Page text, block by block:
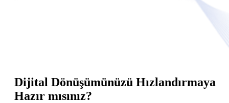
Dijital Dönüşümünüzü Hızlandırmaya
Hazır mısınız?